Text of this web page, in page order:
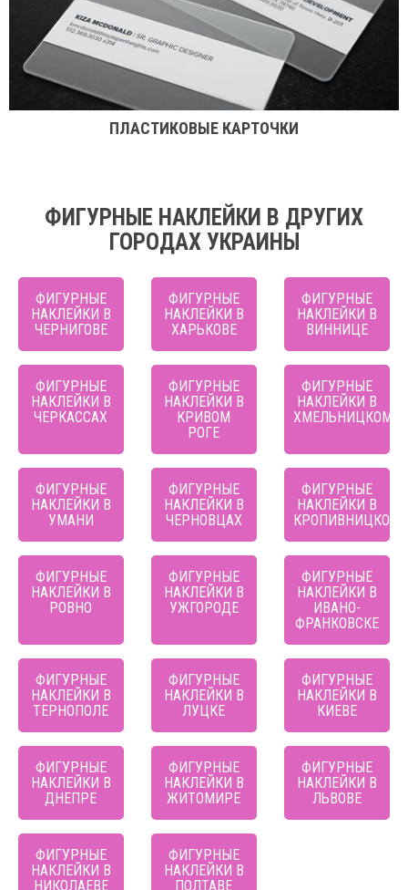
ПЛАСТИКОВЫЕ КАРТОЧКИ
ФИГУРНЫЕ НАКЛЕЙКИ В ДРУГИХ
ГОРОДАХ УКРАИНЫ
ФИГУРНЫЕ
НАКЛЕЙКИ В
ЧЕРНИГОВЕ
ФИГУРНЫЕ
НАКЛЕЙКИ В
ХАРЬКОВЕ
ФИГУРНЫЕ
НАКЛЕЙКИ В
ВИННИЦЕ
ФИГУРНЫЕ
НАКЛЕЙКИ В
ЧЕРКАССАХ
ФИГУРНЫЕ
НАКЛЕЙКИ В
КРИВОМ
РОГЕ
ФИГУРНЫЕ
НАКЛЕЙКИ В
ХМЕЛЬНИЦКОМ
ФИГУРНЫЕ
НАКЛЕЙКИ В
УМАНИ
ФИГУРНЫЕ
НАКЛЕЙКИ В
ЧЕРНОВЦАХ
ФИГУРНЫЕ
НАКЛЕЙКИ В
КРОПИВНИЦКОМ
ФИГУРНЫЕ
НАКЛЕЙКИ В
РОВНО
ФИГУРНЫЕ
НАКЛЕЙКИ В
УЖГОРОДЕ
ФИГУРНЫЕ
НАКЛЕЙКИ В
ИВАНО-
ФРАНКОВСКЕ
ФИГУРНЫЕ
НАКЛЕЙКИ В
ТЕРНОПОЛЕ
ФИГУРНЫЕ
НАКЛЕЙКИ В
ЛУЦКЕ
ФИГУРНЫЕ
НАКЛЕЙКИ В
КИЕВЕ
ФИГУРНЫЕ
НАКЛЕЙКИ В
ДНЕПРЕ
ФИГУРНЫЕ
НАКЛЕЙКИ В
ЖИТОМИРЕ
ФИГУРНЫЕ
НАКЛЕЙКИ В
ЛЬВОВЕ
ФИГУРНЫЕ
НАКЛЕЙКИ В
НИКОЛАЕВЕ
ФИГУРНЫЕ
НАКЛЕЙКИ В
ПОЛТАВЕ